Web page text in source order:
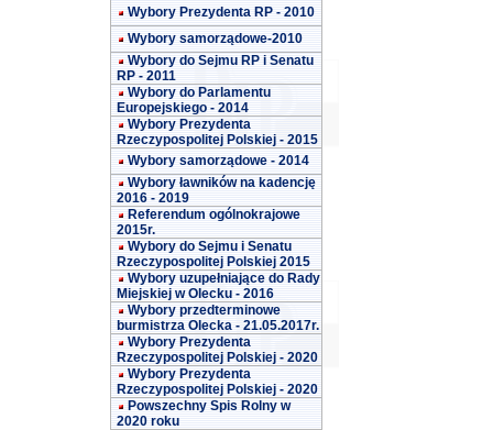
Wybory Prezydenta RP - 2010
Wybory samorządowe-2010
Wybory do Sejmu RP i Senatu
RP - 2011
Wybory do Parlamentu
Europejskiego - 2014
Wybory Prezydenta
Rzeczypospolitej Polskiej - 2015
Wybory samorządowe - 2014
Wybory ławników na kadencję
2016 - 2019
Referendum ogólnokrajowe
2015r.
Wybory do Sejmu i Senatu
Rzeczypospolitej Polskiej 2015
Wybory uzupełniające do Rady
Miejskiej w Olecku - 2016
Wybory przedterminowe
burmistrza Olecka - 21.05.2017r.
Wybory Prezydenta
Rzeczypospolitej Polskiej - 2020
Wybory Prezydenta
Rzeczypospolitej Polskiej - 2020
Powszechny Spis Rolny w
2020 roku